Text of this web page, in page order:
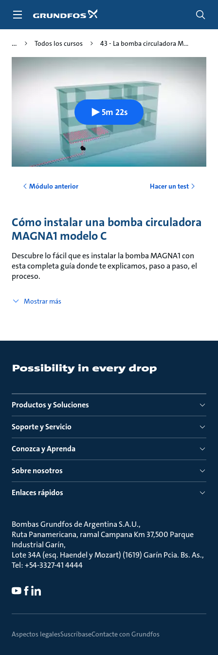
Todos los cursos 43 - La bomba circuladora M...
5m 22s
Módulo anterior Hacer un test
Cómo instalar una bomba circuladora
MAGNA1 modelo C
Descubre lo fácil que es instalar la bomba MAGNA1 con
esta completa guía donde te explicamos, paso a paso, el
proceso.
Mostrar más
Productos y Soluciones
Soporte y Servicio
Conozca y Aprenda
Sobre nosotros
Enlaces rápidos
Bombas Grundfos de Argentina S.A.U.
Ruta Panamericana, ramal Campana Km 37,500 Parque
Industrial Garín
Lote 34A (esq. Haendel y Mozart) (1619) Garín Pcia. Bs. As.
Tel: +54-3327-41 4444
Aspectos legalesSuscríbaseContacte con Grundfos